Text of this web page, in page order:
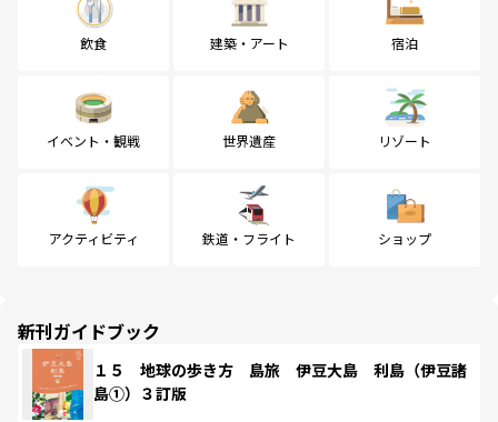
飲食 建築・アート 宿泊
イベント・観戦 世界遺産 リゾート
アクティビティ 鉄道・フライト ショップ
新刊ガイドブック
１５ 地球の歩き方 島旅 伊豆大島 利島（伊豆諸
島①）３訂版